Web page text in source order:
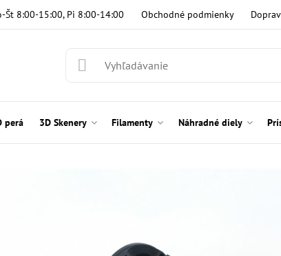
Št 8:00-15:00, Pi 8:00-14:00 Obchodné podmienky
perá 3D Skenery Filamenty Náhradné diely